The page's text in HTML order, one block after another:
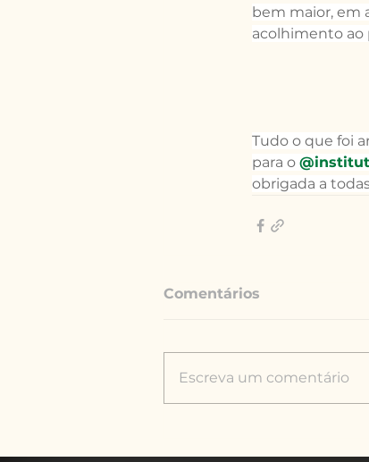
bem maior, em
acolhimento ao
Tudo o que foi
para o
obrigada a
Comentários
Escreva um comentário